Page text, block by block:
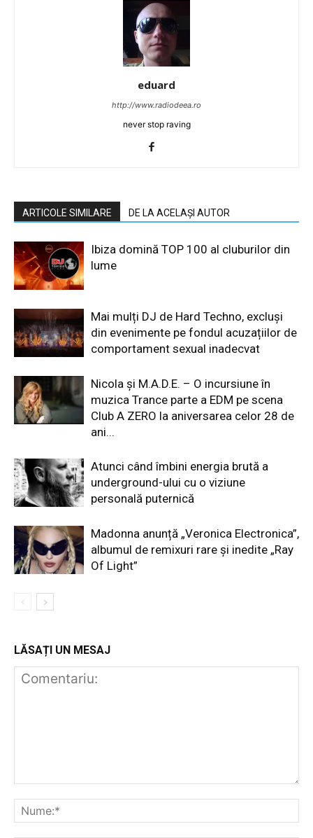
eduard
http://www.radiodeea.ro
never stop raving
ARTICOLE SIMILARE DE LA ACELAȘI AUTOR
Ibiza domină TOP 100 al cluburilor din
lume
Mai mulți DJ de Hard Techno, excluși
din evenimente pe fondul acuzațiilor de
comportament sexual inadecvat
Nicola și M.A.D.E. – O incursiune în
muzica Trance parte a EDM pe scena
Club A ZERO la aniversarea celor 28 de
ani...
Atunci când îmbini energia brută a
underground-ului cu o viziune
personală puternică
Madonna anunță „Veronica Electronica”,
albumul de remixuri rare și inedite „Ray
Of Light”
LĂSAȚI UN MESAJ